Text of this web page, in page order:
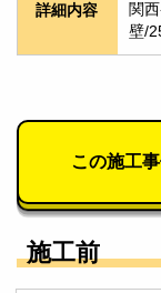
詳細内容
関
壁/
この施工
施工前